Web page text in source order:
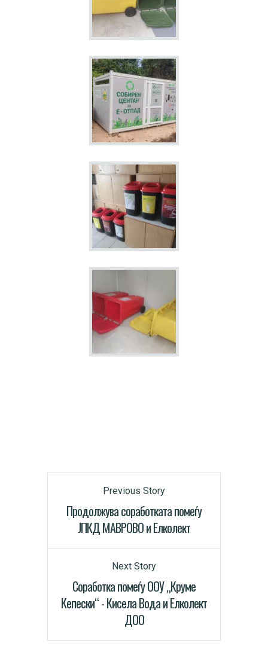
Previous Story
Продолжува соработката помеѓу
ЈПКД МАВРОВО и Елколект
Next Story
Соработка помеѓу ООУ „Круме
Кепески“ - Кисела Вода и Елколект
ДОО